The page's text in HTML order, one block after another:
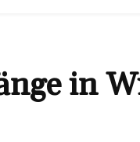
in